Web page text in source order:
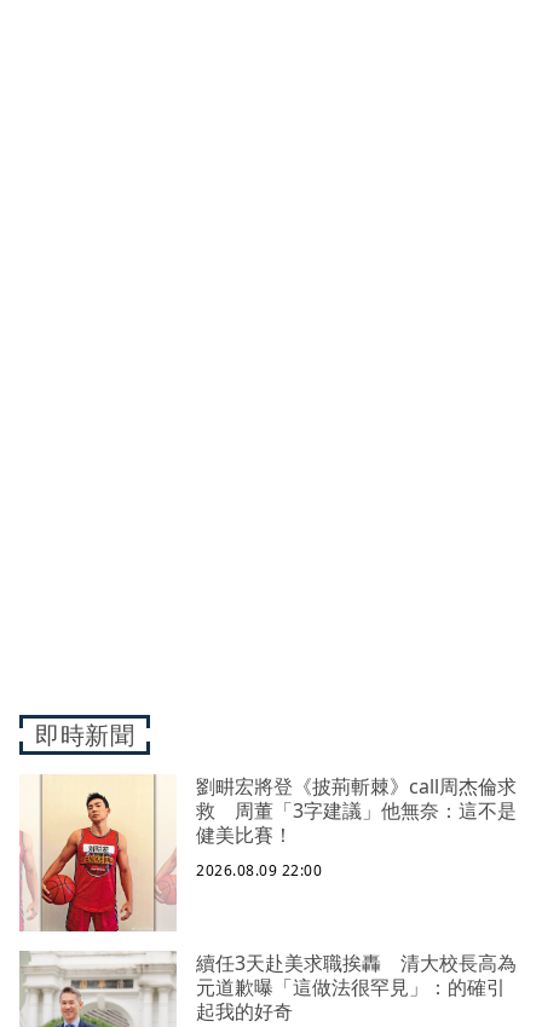
即時新聞
劉畊宏將登《披荊斬棘》call周杰倫求
救 周董「3字建議」他無奈：這不是
健美比賽！
2026.08.09 22:00
續任3天赴美求職挨轟 清大校長高為
元道歉曝「這做法很罕見」：的確引
起我的好奇